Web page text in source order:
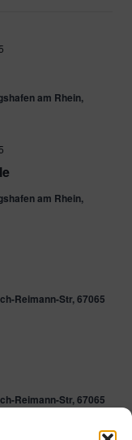
am Rhein,
am Rhein,
Reimann-Str, 67065
Reimann-Str, 67065